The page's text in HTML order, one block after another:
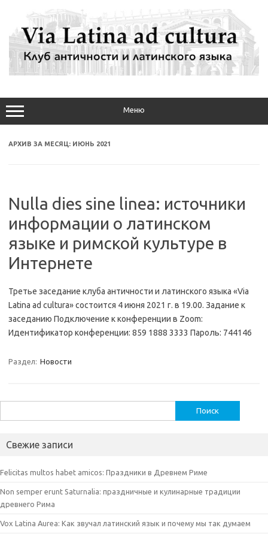
содержимому
Меню
АРХИВ ЗА МЕСЯЦ: ИЮНЬ 2021
Nulla dies sine linea: источники
информации о латинском
языке и римской культуре в
Интернете
Третье заседание клуба античности и латинского языка «Via
Latina ad cultura» состоится 4 июня 2021 г. в 19.00. Задание к
заседанию Подключение к конференции в Zoom:
Идентификатор конференции: 859 1888 3333 Пароль: 744146
Раздел: Новости
Свежие записи
Felicitas multos habet amicos: Праздники в Древнем Риме
Non semper erunt Saturnalia: праздничные и кулинарные традиции
древнего Рима
Vox Latina Aurea: Как звучал латинский язык и почему мы так думаем